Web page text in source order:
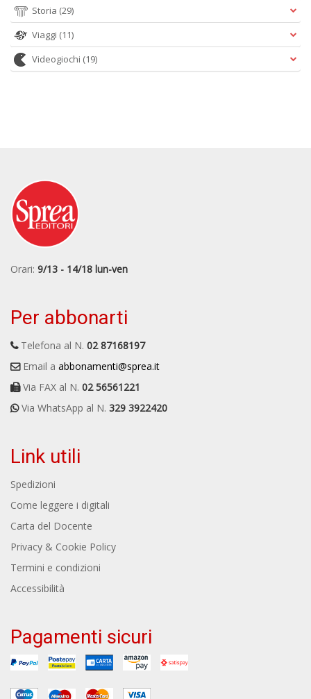
Storia (29)
Viaggi (11)
Videogiochi (19)
Orari: 9/13 - 14/18 lun-ven
Per abbonarti
Telefona al N. 02 87168197
Email a abbonamenti@sprea.it
Via FAX al N. 02 56561221
Via WhatsApp al N. 329 3922420
Link utili
Spedizioni
Come leggere i digitali
Carta del Docente
Privacy & Cookie Policy
Termini e condizioni
Accessibilità
Pagamenti sicuri